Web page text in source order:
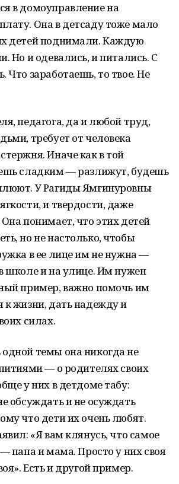
в домоуправление на
Она в детсаду тоже мало
детей поднимали. Каждую
Но и одевались, и питались. С
Что заработаешь, то твое. Не
педагога, да и любой труд,
требует от человека
Иначе как в той
сладким — разлижут, будешь
У Рагиды Ямгинуровны
и твердости, даже
понимает, что этих детей
но не настолько, чтобы
в ее лице им не нужна —
школе и на улице. Им нужен
пример, важно помочь им
к жизни, дать надежду и
силах.
темы она никогда не
— о родителях своих
у них в детдоме табу:
обсуждать и не осуждать
что дети их очень любят.
«Я вам клянусь, что самое
папа и мама. Просто у них своя
Есть и другой пример.